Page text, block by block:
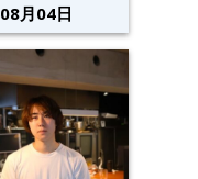
月04日